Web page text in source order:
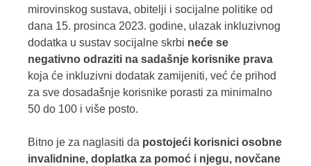
mirovinskog sustava, obitelji i socijalne politike od
dana 15. prosinca 2023. godine, ulazak inkluzivnog
dodatka u sustav socijalne skrbi neće se
negativno odraziti na sadašnje korisnike prava
koja će inkluzivni dodatak zamijeniti, već će prihod
za sve dosadašnje korisnike porasti za minimalno
50 do 100 i više posto.
Bitno je za naglasiti da postojeći korisnici osobne
invalidnine, doplatka za pomoć i njegu, novčane